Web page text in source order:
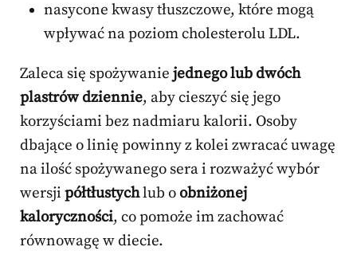
nasycone kwasy tłuszczowe, które mogą
wpływać na poziom cholesterolu LDL.
Zaleca się spożywanie jednego lub dwóch
plastrów dziennie, aby cieszyć się jego
korzyściami bez nadmiaru kalorii. Osoby
dbające o linię powinny z kolei zwracać uwagę
na ilość spożywanego sera i rozważyć wybór
wersji półtłustychlub oobniżonej
kaloryczności, co pomoże im zachować
równowagę w diecie.